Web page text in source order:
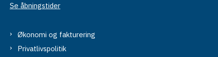
Se åbningstider
Økonomi og fakturering
Privatlivspolitik